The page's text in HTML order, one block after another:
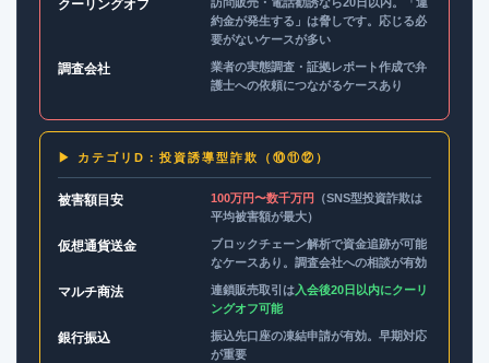
クーリングオフ
約金が発生する」は脅しです。応じる必
要がないケースが多い
調査会社
業者の実態調査・証拠レポート作成で弁
護士への依頼につながるケースあり
▶ カテゴリD：投資誘導型詐欺（⑩⑪⑫）
被害額目安 100万円〜数千万円
（SNS型投資詐欺は
平均被害額が最大）
仮想通貨送金
ブロックチェーン解析で資金追跡が可能
なケースあり。調査会社への相談が有効
マルチ商法 連鎖販売取引は入会後20日以内にクーリ
ングオフ可能
銀行振込
振込先口座の凍結申請が有効。早期対応
が重要